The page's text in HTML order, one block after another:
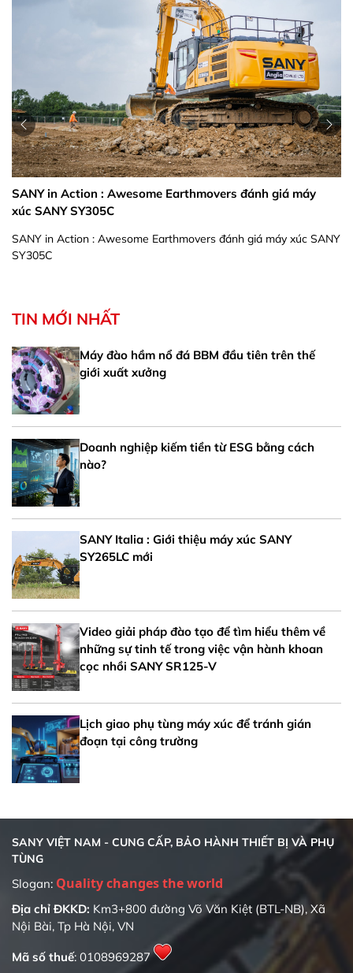
in Action : Awesome Earthmovers đánh giá máy
SANY SY305C
in Action : Awesome Earthmovers đánh giá máy xúc SANY
🚀
cẩu
TIN MỚI NHẤT
Máy đào hầm nổ đá BBM đầu tiên trên thế
giới xuất xưởng
Doanh nghiệp kiếm tiền từ ESG bằng cách
nào?
SANY Italia : Giới thiệu máy xúc SANY
SY265LC mới
Video giải pháp đào tạo để tìm hiểu thêm về
những sự tinh tế trong việc vận hành khoan
cọc nhồi SANY SR125-V
Lịch giao phụ tùng máy xúc để tránh gián
đoạn tại công trường
SANY VIỆT NAM - CUNG CẤP, BẢO HÀNH THIẾT BỊ VÀ PHỤ
TÙNG
Slogan:
Địa chỉ ĐKKD: Km3+800 đường Võ Văn Kiệt (BTL-NB), Xã
Nội Bài, Tp Hà Nội, VN
Mã số thuế: 0108969287